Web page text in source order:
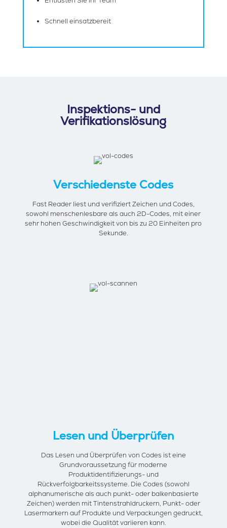
Schnell einsatzbereit
Inspektions- und
Verifikationslösung
Verschiedenste Codes
Fast Reader liest und verifiziert Zeichen und Codes,
sowohl menschenlesbare als auch 2D-Codes, mit einer
sehr hohen Geschwindigkeit von bis zu 20 Einheiten pro
Sekunde.
Lesen und Überprüfen
Das Lesen und Überprüfen von Codes ist eine
Grundvoraussetzung für moderne
Produktidentifizierungs- und
Rückverfolgbarkeitssysteme. Die Codes (sowohl
alphanumerische als auch punkt- oder balkenbasierte
Zeichen) werden mit Tintenstrahldruckern, Punkt- oder
Lasermarkern auf Produkte und Verpackungen gedruckt,
wobei die Qualität variieren kann.